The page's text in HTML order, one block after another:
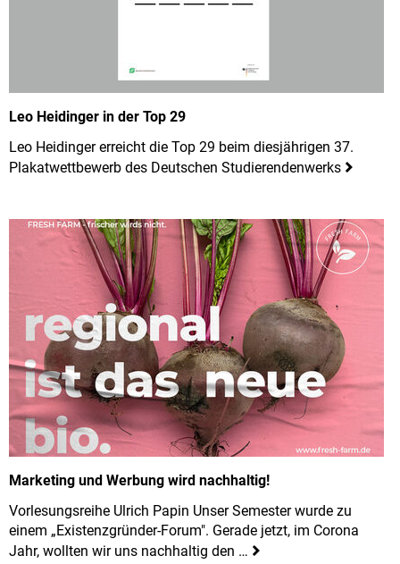
Leo Heidinger in der Top 29
Leo Heidinger erreicht die Top 29 beim diesjährigen 37.
Plakatwettbewerb des Deutschen Studierendenwerks
Marketing und Werbung wird nachhaltig!
Vorlesungsreihe Ulrich Papin Unser Semester wurde zu
einem „Existenzgründer-Forum". Gerade jetzt, im Corona
Jahr, wollten wir uns nachhaltig den …